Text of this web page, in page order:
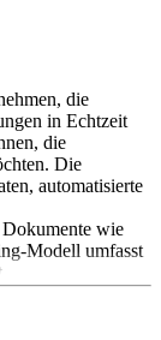
die
in Echtzeit
die
Die
automatisierte
wie
Modell umfasst